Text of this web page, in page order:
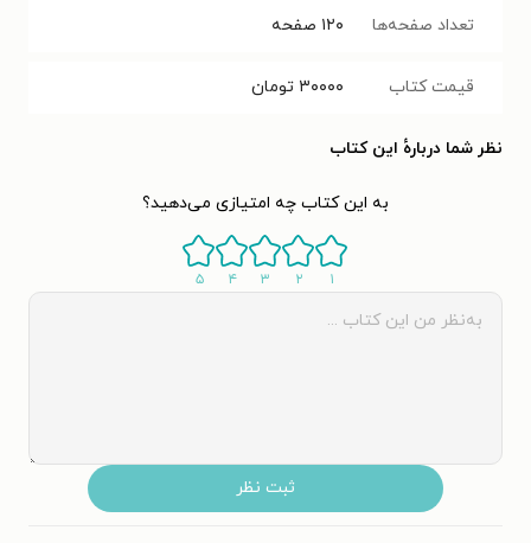
تعداد صفحه‌ها ۱۲۰ صفحه
قیمت کتاب ۳۰۰۰۰ تومان
نظر شما دربارهٔ این کتاب
به این کتاب چه امتیازی می‌دهید؟
۱ ۲ ۳ ۴ ۵
ثبت نظر